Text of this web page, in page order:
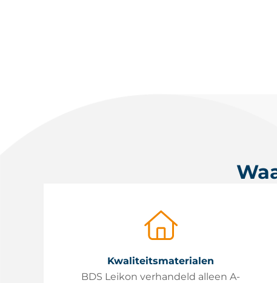
Kwaliteitsmaterialen
BDS Leikon verhandeld alleen A-